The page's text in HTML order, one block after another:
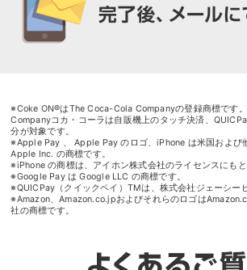
※Coke ON®はThe Coca-Cola Companyの登録商標です
Companyコカ・コーラは自販機上のタッチ決済、
分が対象です。
※Apple Pay 、 Apple Pay のロゴ、iPhone は米国および
Apple Inc. の商標です。
※iPhone の商標は、アイホン株式会社のライセンスにもと
※Google Pay は Google LLC の商標です。
※QUICPay（クイックペイ）TMは、株式会社ジェーシー
※Amazon、Amazon.co.jpおよびそれらのロゴは
社の商標です。